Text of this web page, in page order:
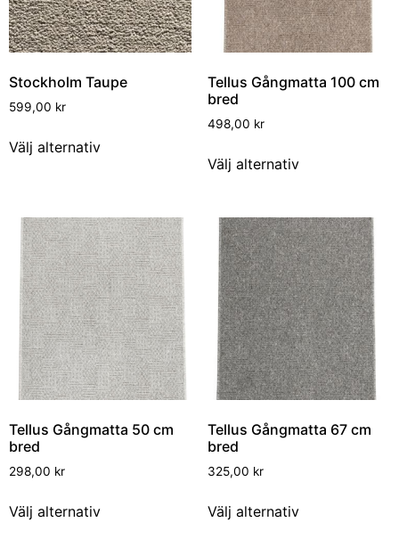
Stockholm Taupe
599,00 kr
Välj alternativ
Tellus Gångmatta 100 cm
bred
498,00 kr
Välj alternativ
Tellus Gångmatta 50 cm
bred
298,00 kr
Välj alternativ
Tellus Gångmatta 67 cm
bred
325,00 kr
Välj alternativ